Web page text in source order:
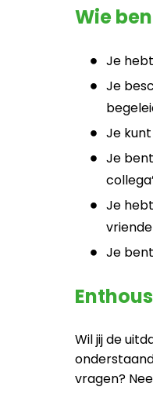
Wie
Je
Je
Je
Je
Je
Je
Wil jij de
vragen?